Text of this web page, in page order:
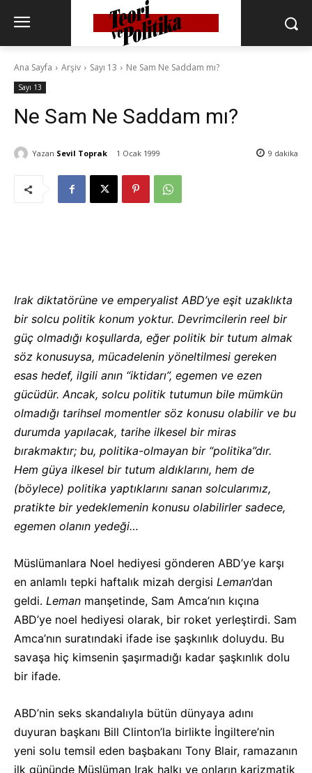
Ana Sayfa Arşiv Sayı 13 Ne Sam Ne Saddam mı?
Sayı 13
Ne Sam Ne Saddam mı?
Yazan Sevil Toprak 1 Ocak 1999 9 dakika
Irak diktatörüne ve emperyalist ABD’ye eşit uzaklıkta
bir solcu politik konum yoktur. Devrimcilerin reel bir
güç olmadığı koşullarda, eğer politik bir tutum almak
söz konusuysa, mücadelenin yöneltilmesi gereken
esas hedef, ilgili anın “iktidarı”, egemen ve ezen
gücüdür. Ancak, solcu politik tutumun bile mümkün
olmadığı tarihsel momentler söz konusu olabilir ve bu
durumda yapılacak, tarihe ilkesel bir miras
bırakmaktır; bu, politika-olmayan bir “politika”dır.
Hem güya ilkesel bir tutum aldıklarını, hem de
(böylece) politika yaptıklarını sanan solcularımız,
pratikte bir yedeklemenin konusu olabilirler sadece,
egemen olanın yedeği…
Müslümanlara Noel hediyesi gönderen ABD’ye karşı
en anlamlı tepki haftalık mizah dergisi Leman’dan
geldi. Leman manşetinde, Sam Amca’nın kıçına
ABD’ye noel hediyesi olarak, bir roket yerleştirdi. Sam
Amca’nın suratındaki ifade ise şaşkınlık doluydu. Bu
savaşa hiç kimsenin şaşırmadığı kadar şaşkınlık dolu
bir ifade.
ABD’nin seks skandalıyla bütün dünyaya adını
duyuran başkanı Bill Clinton’la birlikte İngiltere’nin
yeni solu temsil eden başbakanı Tony Blair, ramazanın
ilk gününde Müslüman Irak halkı ve onların karizmatik